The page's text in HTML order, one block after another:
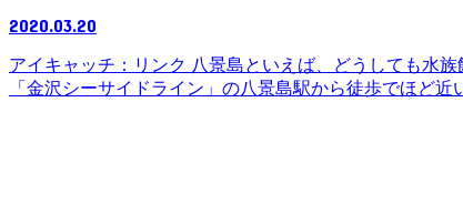
2020.03.20
アイキャッチ：リンク 八景島といえば、どうしても水
「金沢シーサイドライン」の八景島駅から徒歩でほど近